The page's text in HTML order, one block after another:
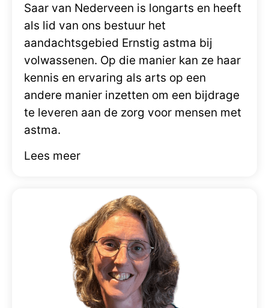
Saar van Nederveen is longarts en heeft
als lid van ons bestuur het
aandachtsgebied Ernstig astma bij
volwassenen. Op die manier kan ze haar
kennis en ervaring als arts op een
andere manier inzetten om een bijdrage
te leveren aan de zorg voor mensen met
astma.
Lees meer